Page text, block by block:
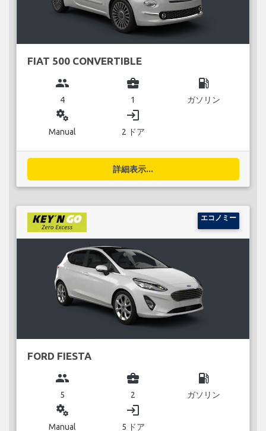
FIAT 500 CONVERTIBLE
group
4
business_center
1
local_gas_station
ガソリン
miscellaneous_services
Manual
login
2 ドア
詳細表示...
エコノミー
FORD FIESTA
group
5
business_center
2
local_gas_station
ガソリン
miscellaneous_services
Manual
login
5 ドア